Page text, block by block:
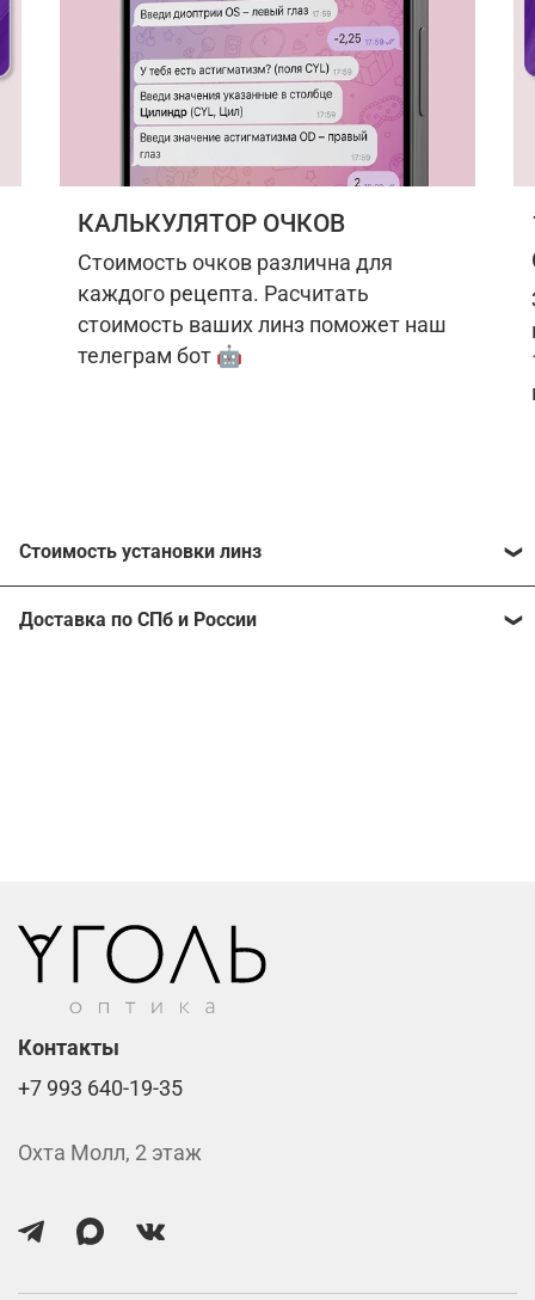
КАЛЬКУЛЯТОР ОЧКОВ
Стоимость очков различна для
каждого рецепта. Расчитать
стоимость ваших линз поможет наш
телеграм бот 🤖
Стоимость установки линз
Расчитать стоимость ваших линз поможет
Доставка по СПб и России
Контакты
+7 993 640-19-35
Охта Молл, 2 этаж